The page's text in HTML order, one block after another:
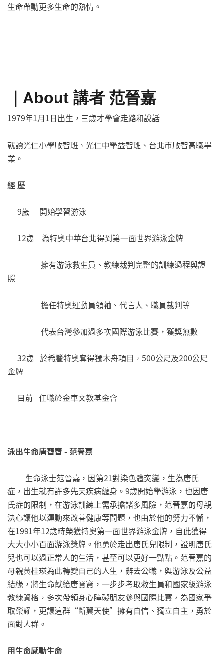
生命帶動更多生命的熱情。
｜About 講者 范晉嘉
1979年1月1日出生，三歲才學會走路和說話
就讀光仁小學啟智班、光仁中學益智班、台北市啟智高職畢
業。
經 歷
9歲 開始學習游泳
12歲 為特奧中華台北得到第一面世界游泳金牌
擁有游泳救生員、教練裁判完整的訓練過程與證
照
擔任特奧運動員領袖、代言人、職員裁判等
代表台灣參加過多次國際游泳比賽，獲獎無數
32歲 於希臘特奧奪得獨木舟項目，500公尺及200公尺
金牌
目前 任職於金車文教基金會
泳出生命唐寶寶 - 范晉嘉
生命泳士范晉嘉，因第21對染色體突變，生為唐氏
症，出生就有許多先天疾病纏身。9歲開始學游泳，也因唐
氏症的限制，在游泳訓練上需承擔諸多風險，范晉嘉的母親
決心讓他以運動來改善健康等問題，也由於他的努力不懈，
在1991年12歲時榮獲特奧第一面世界游泳金牌，自此獲得
大大小小百面游泳獎牌。他勇於走出唐氏兒限制，證明唐氏
兒也可以過正常人的生活，甚至可以更好一點點。范晉嘉的
母親黃桂瑛為此轉變自己的人生，辭去公職，與游泳及公益
結緣，將生命獻給唐寶寶，一步步考取救生員和國家級游泳
教練資格，多次帶領身心障礙朋友參與國際比賽，為國家爭
取榮耀，更讓這群“斷翼天使”擁有自信、獨立自主，勇於
面對人群。
用生命感動生命